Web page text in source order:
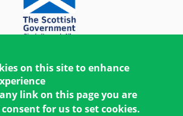
on this site to enhance
link on this page you are
for us to set cookies.